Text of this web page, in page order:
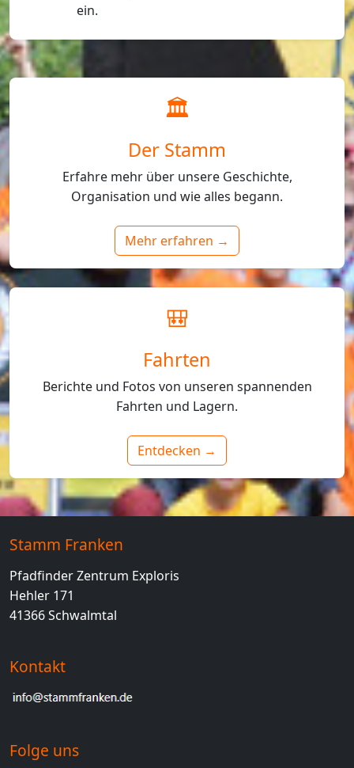
ein.
🏛️
Der Stamm
Erfahre mehr über unsere Geschichte,
Organisation und wie alles begann.
Mehr erfahren →
🎒
Fahrten
Berichte und Fotos von unseren spannenden
Fahrten und Lagern.
Entdecken →
Stamm Franken
Pfadfinder Zentrum Exploris
Hehler 171
41366 Schwalmtal
Kontakt
Folge uns